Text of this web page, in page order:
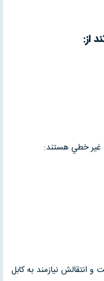
از:
و انتقالش نيازمند به كابل